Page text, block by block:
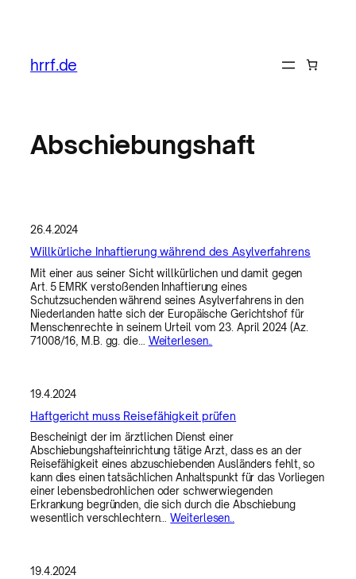
springen
hrrf.de
Abschiebungshaft
26.4.2024
Willkürliche Inhaftierung während des Asylverfahrens
Mit einer aus seiner Sicht willkürlichen und damit gegen
Art. 5 EMRK verstoßenden Inhaftierung eines
Schutzsuchenden während seines Asylverfahrens in den
Niederlanden hatte sich der Europäische Gerichtshof für
Menschenrechte in seinem Urteil vom 23. April 2024 (Az.
71008/16, M.B. gg. die… Weiterlesen..
19.4.2024
Haftgericht muss Reisefähigkeit prüfen
Bescheinigt der im ärztlichen Dienst einer
Abschiebungshafteinrichtung tätige Arzt, dass es an der
Reisefähigkeit eines abzuschiebenden Ausländers fehlt, so
kann dies einen tatsächlichen Anhaltspunkt für das Vorliegen
einer lebensbedrohlichen oder schwerwiegenden
Erkrankung begründen, die sich durch die Abschiebung
wesentlich verschlechtern…Weiterlesen..
19.4.2024